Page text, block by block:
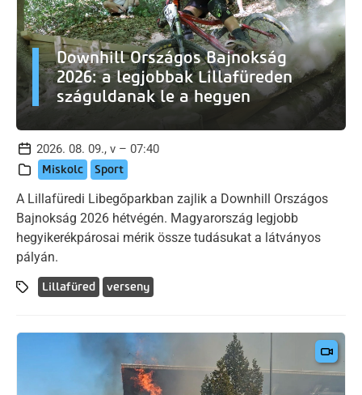
Downhill Országos Bajnokság
2026: a legjobbak Lillafüreden
száguldanak le a hegyen
2026. 08. 09., v – 07:40
Miskolc Sport
A Lillafüredi Libegőparkban zajlik a Downhill Országos
Bajnokság 2026 hétvégén. Magyarország legjobb
hegyikerékpárosai mérik össze tudásukat a látványos
pályán.
Lillafüred verseny